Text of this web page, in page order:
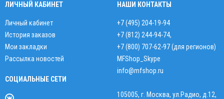
ЛИЧНЫЙ КАБИНЕТ
Личный кабинет
История заказов
Мои закладки
Рассылка новостей
СОЦИАЛЬНЫЕ СЕТИ
НАШИ КОНТАКТЫ
+7 (495) 204-19-94
+7 (812) 244-94-74,
+7 (800) 707-62-97 (для регионов)
MFShop_Skype
info@mfshop.ru
105005, г. Москва, ул.Радио, д.12,